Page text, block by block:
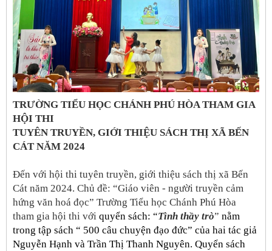
TRƯỜNG TIỂU HỌC CHÁNH PHÚ HÒA THAM GIA
HỘI THI
TUYÊN TRUYỀN, GIỚI THIỆU SÁCH THỊ XÃ BẾN
CÁT NĂM 2024
Đến với hội thi tuyên truyền, giới thiệu sách thị xã Bến
Cát năm 2024. Chủ đề: “Giáo viên - người truyền cảm
hứng văn hoá đọc” Trường Tiểu học Chánh Phú Hòa
tham gia hội thi với quyển sách: “Tình thầy trò” nằm
trong tập sách “ 500 câu chuyện đạo đức” của hai tác giả
Nguyễn Hạnh và Trần Thị Thanh Nguyên. Quyển sách